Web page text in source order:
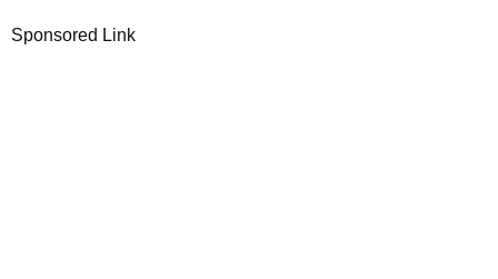
Sponsored Link